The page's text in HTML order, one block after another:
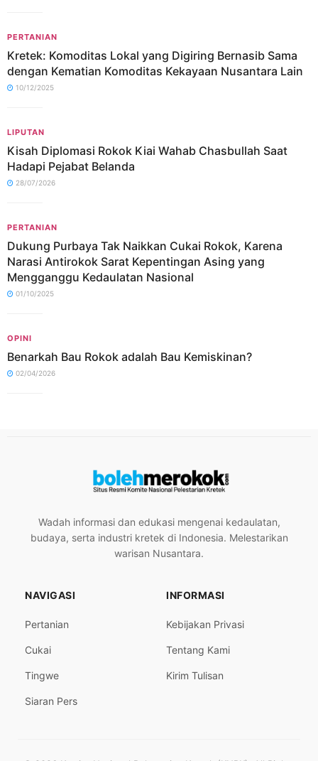
PERTANIAN
Kretek: Komoditas Lokal yang Digiring Bernasib Sama
dengan Kematian Komoditas Kekayaan Nusantara Lain
10/12/2025
LIPUTAN
Kisah Diplomasi Rokok Kiai Wahab Chasbullah Saat
Hadapi Pejabat Belanda
28/07/2026
PERTANIAN
Dukung Purbaya Tak Naikkan Cukai Rokok, Karena
Narasi Antirokok Sarat Kepentingan Asing yang
Mengganggu Kedaulatan Nasional
01/10/2025
OPINI
Benarkah Bau Rokok adalah Bau Kemiskinan?
02/04/2026
Wadah informasi dan edukasi mengenai kedaulatan,
budaya, serta industri kretek di Indonesia. Melestarikan
warisan Nusantara.
NAVIGASI
Pertanian
Cukai
Tingwe
Siaran Pers
INFORMASI
Kebijakan Privasi
Tentang Kami
Kirim Tulisan